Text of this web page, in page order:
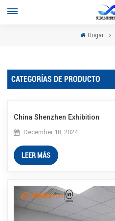
Hogar
CATEGORÍAS DE PRODUCTO
China Shenzhen Exhibition
December 18, 2024
LEER MÁS